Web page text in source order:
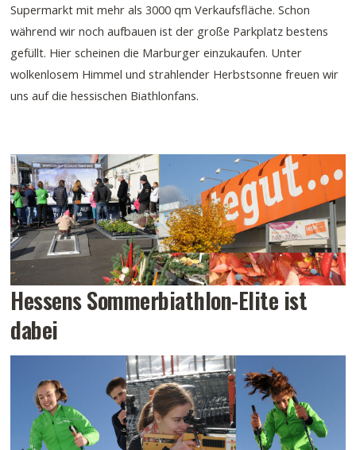
Supermarkt mit mehr als 3000 qm Verkaufsfläche. Schon
während wir noch aufbauen ist der große Parkplatz bestens
gefüllt. Hier scheinen die Marburger einzukaufen. Unter
wolkenlosem Himmel und strahlender Herbstsonne freuen wir
uns auf die hessischen Biathlonfans.
Hessens Sommerbiathlon-Elite ist
dabei